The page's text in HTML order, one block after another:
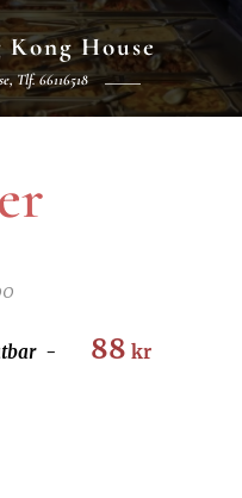
House
Tlf. 66116518
- 88 kr